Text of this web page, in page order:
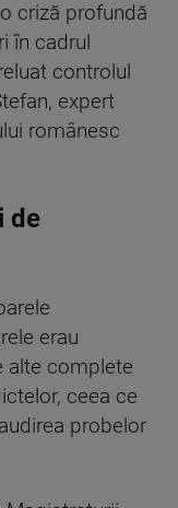
criză profundă
în cadrul
controlul
expert
românesc
de
erau
alte complete
ceea ce
probelor